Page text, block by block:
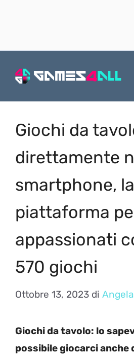
Giochi da
direttamente
smartphone, la
piattaforma
appassionati
570 giochi
Ottobre 13, 2023 di
Giochi da tavolo: lo
possibile giocarci anche